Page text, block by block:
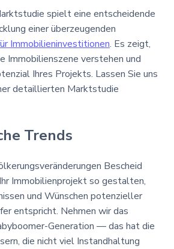
spielt eine entscheidende
einer überzeugenden
Immobilieninvestitionen. Es zeigt,
Immobilienszene verstehen und
Ihres Projekts. Lassen Sie uns
detaillierten Marktstudie
Trends
Bescheid
Immobilienprojekt so gestalten,
und Wünschen potenzieller
entspricht. Nehmen wir das
Generation — das hat die
die nicht viel Instandhaltung